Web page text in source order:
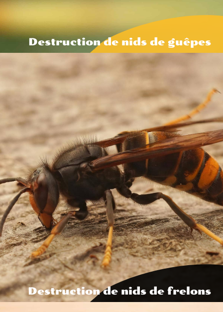
Destruction de nids de guêpes
Destruction de nids de frelons